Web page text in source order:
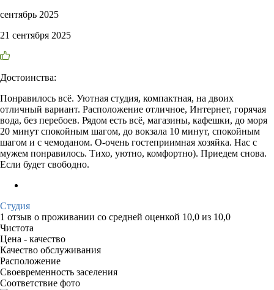
сентябрь 2025
21 сентября 2025
Достоинства:
Понравилось всё. Уютная студия, компактная, на двоих
отличный вариант. Расположение отличное, Интернет, горячая
вода, без перебоев. Рядом есть всё, магазины, кафешки, до моря
20 минут спокойным шагом, до вокзала 10 минут, спокойным
шагом и с чемоданом. О-очень гостеприимная хозяйка. Нас с
мужем понравилось. Тихо, уютно, комфортно). Приедем снова.
Если будет свободно.
Студия
1 отзыв о проживании со средней оценкой 10,0 из 10,0
Чистота
Цена - качество
Качество обслуживания
Расположение
Своевременность заселения
Соответствие фото